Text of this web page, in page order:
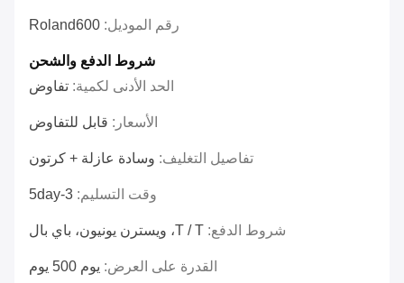
رقم الموديل: Roland600
شروط الدفع والشحن
الحد الأدنى لكمية: تفاوض
الأسعار: قابل للتفاوض
تفاصيل التغليف: وسادة عازلة + كرتون
وقت التسليم: 3-5day
شروط الدفع: T / T، ويسترن يونيون، باي بال
القدرة على العرض: يوم 500 يوم